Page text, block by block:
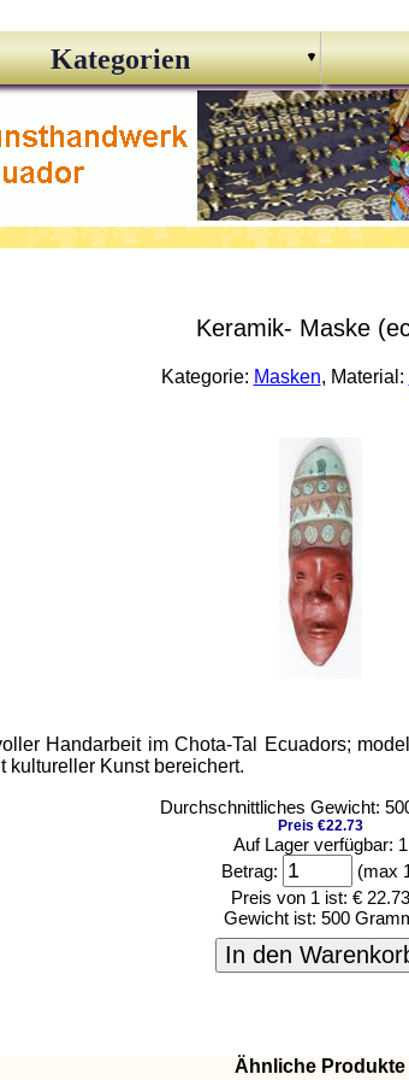
Kategorien
Keramik- Maske
Kategorie: Masken, Material:
Handarbeit im Chota-Tal Ecuadors;
Kunst bereichert.
Durchschnittliches Gewicht:
Preis €22.73
Auf Lager verfügbar: 1
Betrag:
(max
Preis von 1 ist: € 22.73
Gewicht ist: 500
In den
Ähnliche Produkte